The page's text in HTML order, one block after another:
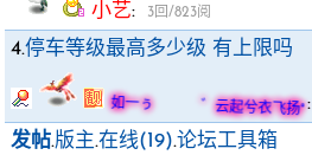
小艺: 3回/823阅
4.停车等级最高多少级 有上限吗
如一ぅ ゛云起兮衣飞扬°:
发帖.版主.在线(19).论坛工具箱